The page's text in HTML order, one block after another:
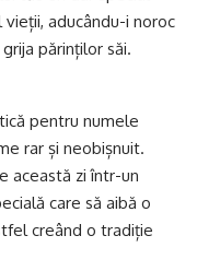
aducându-i noroc
părinților săi.
pentru numele
rar și neobișnuit.
această zi într-un
care să aibă o
creând o tradiție